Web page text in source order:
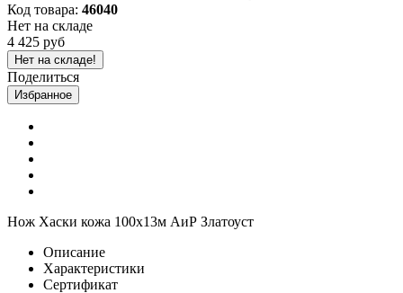
Код товара: 46040
Нет на складе
4 425 руб
Нет на складе!
Поделиться
Избранное
Нож Хаски кожа 100х13м АиР Златоуст
Описание
Характеристики
Сертификат